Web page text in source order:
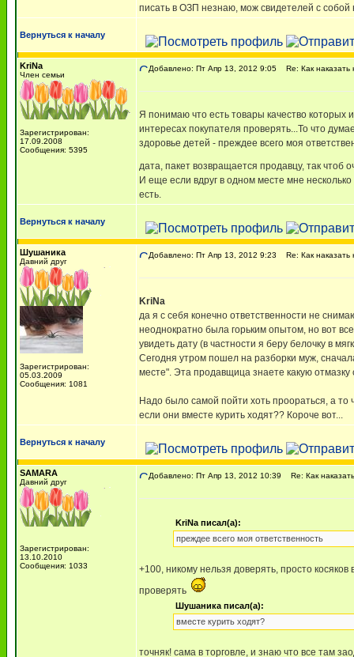
писать в ОЗП незнаю, мож свидетелей с собой
Вернуться к началу
KriNa
Член семьи
Зарегистрирован:
17.09.2008
Сообщения: 5395
Добавлено: Пт Апр 13, 2012 9:05 Re: Как наказать
Я понимаю что есть товары качество которых
интересах покупателя проверять...То что
здоровье детей - преждее всего моя
дата, пакет возвращается продавцу, так чтоб
И еще если вдруг в одном месте мне
есть.
Вернуться к началу
Шушаника
Давний друг
Зарегистрирован:
05.03.2009
Сообщения: 1081
Добавлено: Пт Апр 13, 2012 9:23 Re: Как наказать
KriNa
да я с себя конечно ответственности не
неоднократно была горьким опытом, но вот
увидеть дату (в частности я беру белочку в
Сегодня утром пошел на разборки муж,
месте". Эта продавщица знаете какую
Надо было самой пойти хоть проораться, а то
если они вместе курить ходят?? Короче вот...
Вернуться к началу
SAMARA
Давний друг
Зарегистрирован:
13.10.2010
Сообщения: 1033
Добавлено: Пт Апр 13, 2012 10:39 Re: Как
KriNa писал(а):
преждее всего моя ответственность
+100, никому нельзя доверять, просто
проверять
Шушаника писал(а):
вместе курить ходят?
точняк! сама в торговле, и знаю что все там